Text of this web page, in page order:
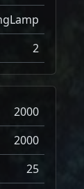
2
2000
2000
25